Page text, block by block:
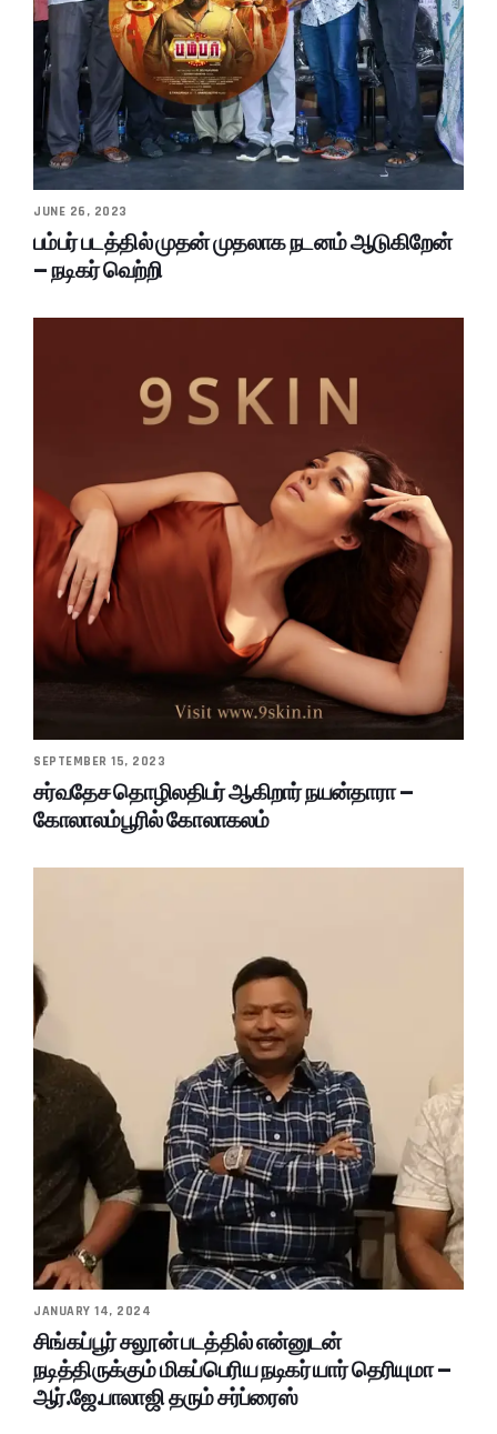
JUNE 26, 2023
பம்பர் படத்தில் முதன் முதலாக நடனம் ஆடுகிறேன்
– நடிகர் வெற்றி
SEPTEMBER 15, 2023
சர்வதேச தொழிலதிபர் ஆகிறார் நயன்தாரா –
கோலாலம்பூரில் கோலாகலம்
JANUARY 14, 2024
சிங்கப்பூர் சலூன் படத்தில் என்னுடன்
நடித்திருக்கும் மிகப்பெரிய நடிகர் யார் தெரியுமா –
ஆர்.ஜே.பாலாஜி தரும் சர்ப்ரைஸ்